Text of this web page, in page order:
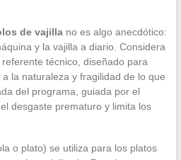
de vajillano es algo anecdótico:
y la vajilla a diario. Considera
técnico, diseñado para
a la naturaleza y fragilidad de lo que
del programa, guiada por el
desgaste prematuro y limita los
o plato) se utiliza para los platos